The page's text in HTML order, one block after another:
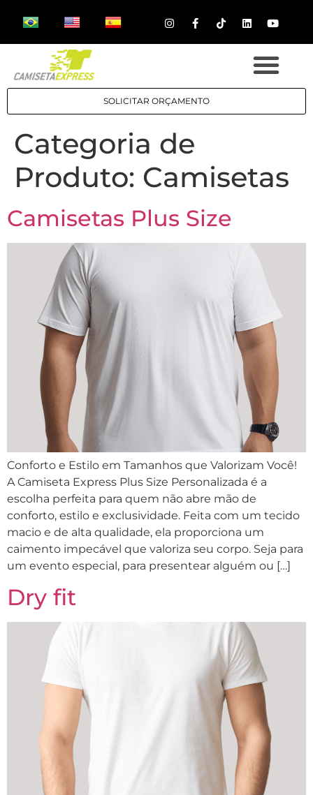
SOLICITAR ORÇAMENTO
Categoria de
Produto: Camisetas
Camisetas Plus Size
Conforto e Estilo em Tamanhos que Valorizam Você!
A Camiseta Express Plus Size Personalizada é a
escolha perfeita para quem não abre mão de
conforto, estilo e exclusividade. Feita com um tecido
macio e de alta qualidade, ela proporciona um
caimento impecável que valoriza seu corpo. Seja para
um evento especial, para presentear alguém ou […]
Dry fit